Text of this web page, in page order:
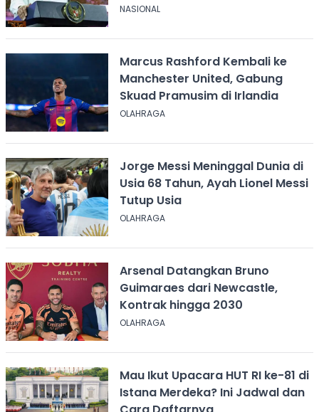
NASIONAL
Marcus Rashford Kembali ke
Manchester United, Gabung
Skuad Pramusim di Irlandia
OLAHRAGA
Jorge Messi Meninggal Dunia di
Usia 68 Tahun, Ayah Lionel Messi
Tutup Usia
OLAHRAGA
Arsenal Datangkan Bruno
Guimaraes dari Newcastle,
Kontrak hingga 2030
OLAHRAGA
Mau Ikut Upacara HUT RI ke-81 di
Istana Merdeka? Ini Jadwal dan